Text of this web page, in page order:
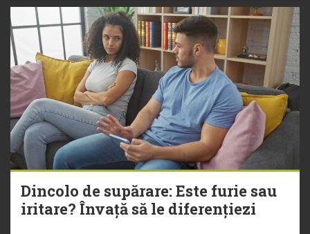
Dincolo de supărare: Este furie sau
iritare? Învață să le diferențiezi